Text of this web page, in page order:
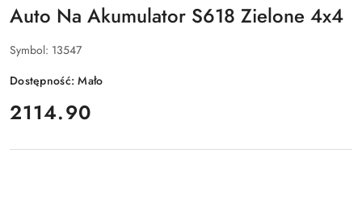
Auto Na Akumulator S618 Zielone 4x4
Symbol: 13547
Dostępność:Mało
cena:
2114.90